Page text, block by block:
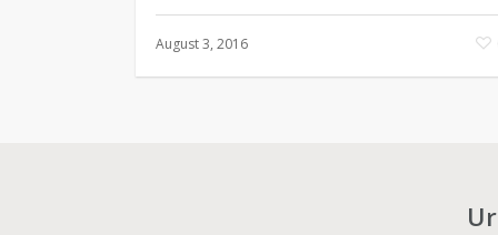
August 3, 2016